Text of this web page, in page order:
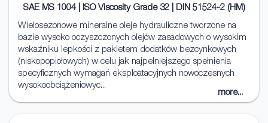
SAE MS 1004 | ISO Viscosity Grade 32 | DIN 51524-2 (HM)
Wielosezonowe mineralne oleje hydrauliczne tworzone na
bazie wysoko oczyszczonych olejów zasadowych o wysokim
wskaźniku lepkości z pakietem dodatków bezcynkowych
(niskopopiołowych) w celu jak najpełniejszego spełnienia
specyficznych wymagań eksploatacyjnych nowoczesnych
wysokoobciążeniowyc...
more...